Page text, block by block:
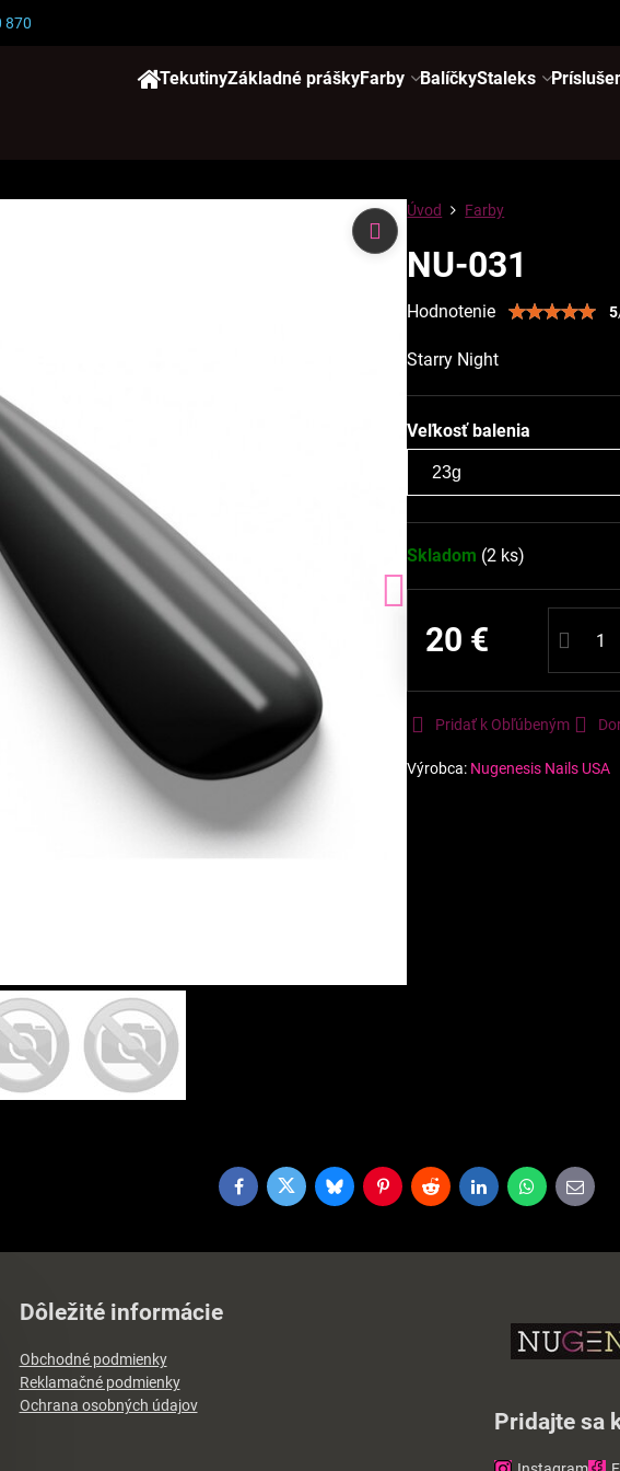
870
TekutinyZákladné práškyFarby BalíčkyStaleks
Úvod Farby
NU-031
Hodnotenie 5
Starry Night
Veľkosť balenia
Skladom (2 ks)
20 €
Pridať k Obľúbeným
Výrobca: Nugenesis Nails USA
FacebookTwitterBlueskyPinterestRedditLinkedInWhatsApp
E-
mail
Dôležité informácie
Obchodné podmienky
Reklamačné podmienky
Ochrana osobných údajov
Pridajte sa